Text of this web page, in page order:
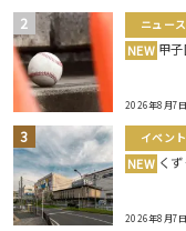
ニュース
NEW 甲
2026年8月7日
イベント
NEW く
2026年8月7日